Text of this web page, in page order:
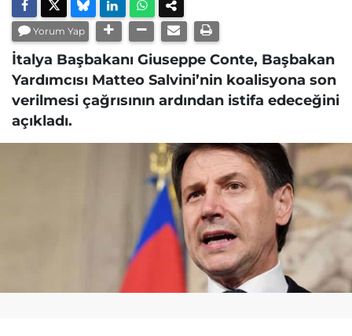
Yorum Yap
İtalya Başbakanı Giuseppe Conte, Başbakan
Yardımcısı Matteo Salvini’nin koalisyona son
verilmesi çağrısının ardından istifa edeceğini
açıkladı.